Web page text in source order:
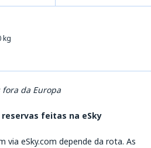
kg
fora da Europa
feitas na eSky
via eSky.com depende da rota. As